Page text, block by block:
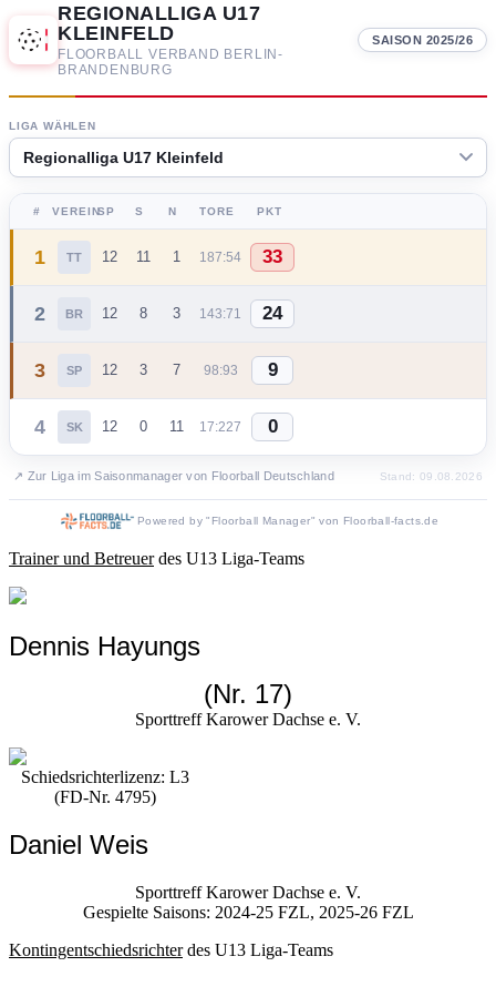
REGIONALLIGA U17
KLEINFELD
FLOORBALL VERBAND BERLIN-
BRANDENBURG
SAISON 2025/26
LIGA WÄHLEN
# VEREINSP S N TORE PKT
1 TT 12 11 1 187:54 33
2 BR 12 8 3 143:71 24
3 SP 12 3 7 98:93 9
4 SK 12 0 11 17:227 0
↗ Zur Liga im Saisonmanager von Floorball Deutschland Stand: 09.08.2026
Powered by "Floorball Manager" von Floorball-facts.de
Trainer und Betreuerdes U13 Liga-Teams
Dennis Hayungs
(Nr. 17)
Sporttreff Karower Dachse e. V.
Schiedsrichterlizenz: L3
(FD-Nr. 4795)
Daniel Weis
Sporttreff Karower Dachse e. V.
Gespielte Saisons: 2024-25 FZL, 2025-26 FZL
Kontingentschiedsrichterdes U13 Liga-Teams